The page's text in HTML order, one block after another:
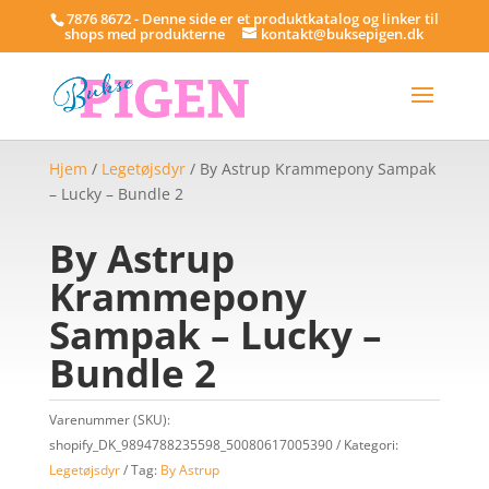
7876 8672 - Denne side er et produktkatalog og linker til
shops med produkterne kontakt@buksepigen.dk
Hjem / Legetøjsdyr/ By Astrup Krammepony Sampak
– Lucky – Bundle 2
By Astrup
Krammepony
Sampak – Lucky –
Bundle 2
Varenummer (SKU):
shopify_DK_9894788235598_50080617005390
Kategori:
Legetøjsdyr
Tag: By Astrup